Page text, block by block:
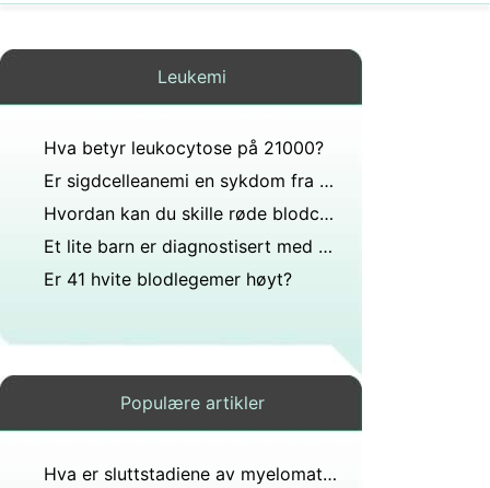
Leukemi
Hva betyr leukocytose på 21000?
Er sigdcelleanemi en sykdom fra mutasjon?
Hvordan kan du skille røde blodceller fra hvite celler?
Et lite barn er diagnostisert med akutt lymfatisk leukemi og foreldrene hennes kan ikke forstå hvorfor infeksjon er et stort problem når wbc teller så høyt at?
Er 41 hvite blodlegemer høyt?
Populære artikler
Hva er sluttstadiene av myelomatose?